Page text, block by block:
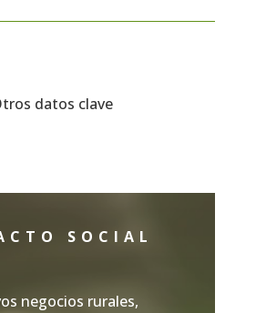
datos clave
SOCIAL
negocios rurales,